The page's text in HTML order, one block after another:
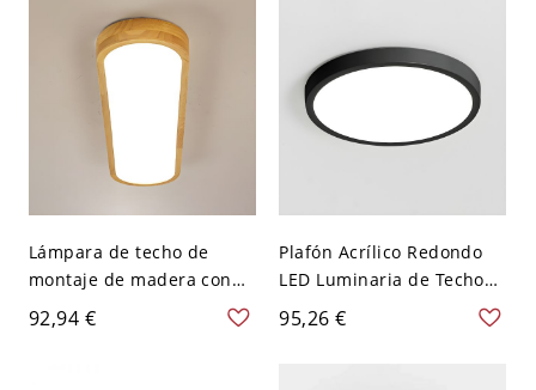
eléctrica directa, 110V-
120V, 16", nogal
Nuez 110 A 120 V 30,48
cm Blanco
Lámpara de techo de
montaje de madera con
luz LED estilo japonés
para dormitorio - 110 A
92,94 €
Plafón Acrílico Redondo
LED Luminaria de Techo
Simplista para Habitación
- Negro 110 A 120 V 22,86
95,26 €